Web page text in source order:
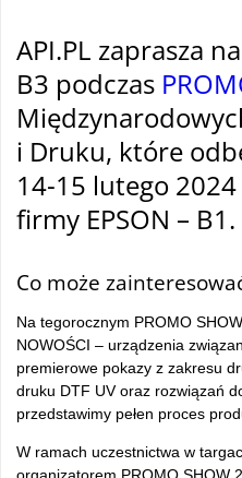
API.PL zaprasza
B3 podczas
i Druku, które
14-15 lutego
firmy EPSON – B1.
Co może
Na tegorocznym PROMO
NOWOŚCI – urządzenia
premierowe pokazy z zakresu
druku DTF UV oraz rozwiązań
przedstawimy pełen proces
W ramach uczestnictwa w